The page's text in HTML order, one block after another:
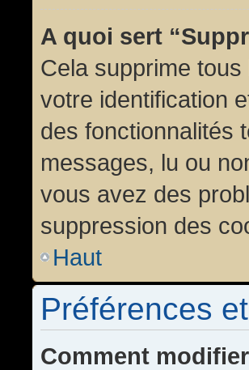
A quoi sert
Cela supprime
votre identification
des fonctionnalités
messages, lu ou
vous avez des
suppression des
Haut
Préférences
Comment